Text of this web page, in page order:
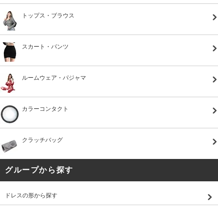
トップス・ブラウス
スカート・パンツ
ルームウェア・パジャマ
カラーコンタクト
クラッチバッグ
グループから探す
ドレスの形から探す